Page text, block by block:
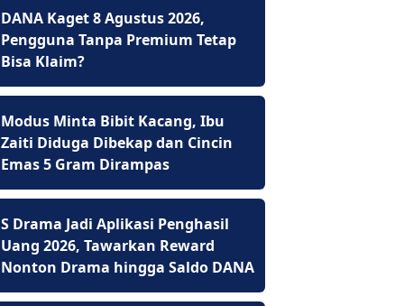
DANA Kaget 8 Agustus 2026,
Pengguna Tanpa Premium Tetap
Bisa Klaim?
Modus Minta Bibit Kacang, Ibu
Zaiti Diduga Dibekap dan Cincin
Emas 5 Gram Dirampas
S Drama Jadi Aplikasi Penghasil
Uang 2026, Tawarkan Reward
Nonton Drama hingga Saldo DANA